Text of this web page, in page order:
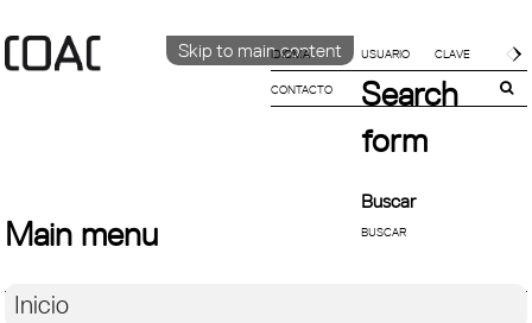
Skip to main content
IDIOMA
CATALÀ
CONTACTO
Search
form
Buscar
Main menu
Inicio